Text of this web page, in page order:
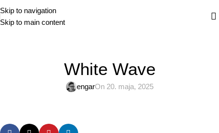
Skip to navigation
Skip to main content
White Wave
engarOn 20. maja, 2025